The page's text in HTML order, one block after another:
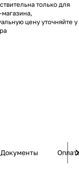
только для
магазина,
цену уточняйте у
Документы